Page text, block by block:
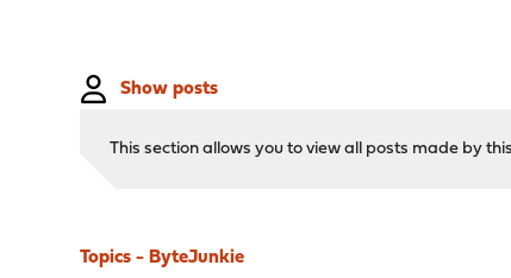
Show posts
This section allows you to view all posts made by
Topics - ByteJunkie